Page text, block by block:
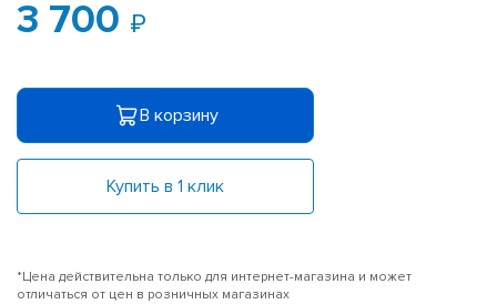
3 700
В корзину
Купить в 1 клик
*Цена действительна только для интернет-магазина и может
отличаться от цен в розничных магазинах